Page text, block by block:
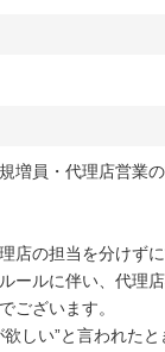
増員・代理店営業
店の担当を分けず
ールに伴い、代理
ございます。
しい”と言われた